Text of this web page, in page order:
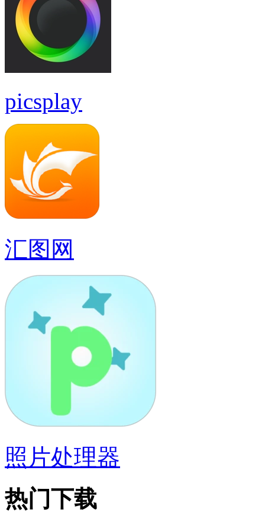
picsplay
汇图网
照片处理器
热门下载